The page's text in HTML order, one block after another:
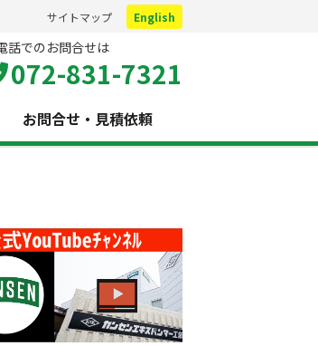
サイトマップ English
話でのお問合せは
072-831-7321
お問合せ・見積依頼